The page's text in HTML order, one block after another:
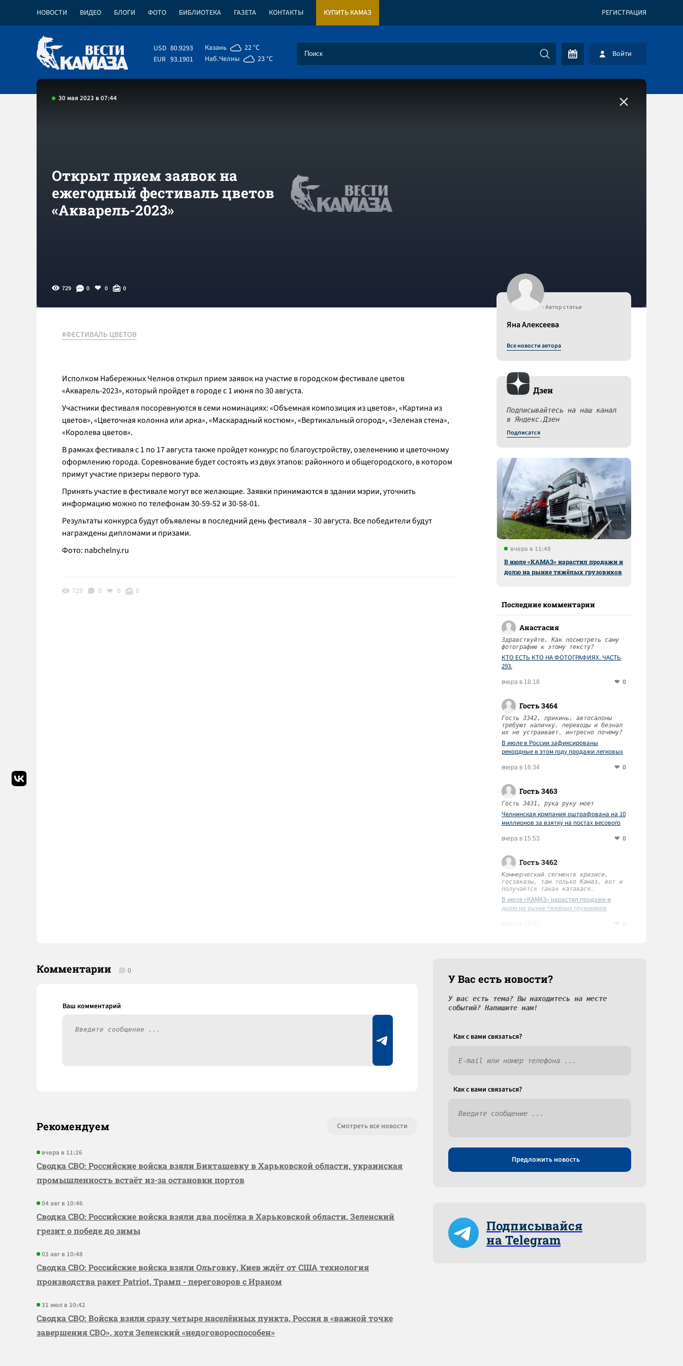
НОВОСТИ ВИДЕО БЛОГИ ФОТО БИБЛИОТЕКА ГАЗЕТА КОНТАКТЫ КУПИТЬ КАМАЗ РЕГИСТРАЦИЯ
USD 80.9293
EUR 93.1901
Казань
22 °C
Наб.Челны
23 °C Войти
30 мая 2023 в 07:44
Открыт прием заявок на
ежегодный фестиваль цветов
«Акварель-2023»
729 0 0 0
#ФЕСТИВАЛЬ ЦВЕТОВ
Исполком Набережных Челнов открыл прием заявок на участие в городском фестивале цветов
«Акварель-2023», который пройдет в городе с 1 июня по 30 августа.
Участники фестиваля посоревнуются в семи номинациях: «Объемная композиция из цветов», «Картина из
цветов», «Цветочная колонна или арка», «Маскарадный костюм», «Вертикальный огород», «Зеленая стена»,
«Королева цветов».
В рамках фестиваля с 1 по 17 августа также пройдет конкурс по благоустройству, озеленению и цветочному
оформлению города. Соревнование будет состоять из двух этапов: районного и общегородского, в котором
примут участие призеры первого тура.
Принять участие в фестивале могут все желающие. Заявки принимаются в здании мэрии, уточнить
информацию можно по телефонам 30-59-52 и 30-58-01.
Результаты конкурса будут объявлены в последний день фестиваля – 30 августа. Все победители будут
награждены дипломами и призами.
Фото: nabchelny.ru
729 0 0 0
- Автор статьи
Яна Алексеева
Все новости автора
Дзен
Подписывайтесь на наш канал
в Яндекс.Дзен
Подписатся
вчера в 11:48
В июле «КАМАЗ» нарастил продажи и
долю на рынке тяжёлых грузовиков
Последние комментарии
Анастасия
Здравствуйте. Как посмотреть саму
фотографию к этому тексту?
КТО ЕСТЬ КТО НА ФОТОГРАФИЯХ. ЧАСТЬ
293.
вчера в 18:18 0
Гость 3464
Гость 3342, прикинь, автосалоны
требуют наличку. переводы и безнал
их не устраивает. интресно почему?
В июле в России зафиксированы
рекордные в этом году продажи легковых
вчера в 16:34 0
Гость 3463
Гость 3431, рука руку моет
Челнинская компания оштрафована на 10
миллионов за взятку на постах весового
вчера в 15:53 0
Гость 3462
Коммерческий сегментв кризисе,
госзаказы, там только Камаз, вот и
получается такая катавася.
В июле «КАМАЗ» нарастил продажи и
долю на рынке тяжёлых грузовиков
Комментарии 0
Рекомендуем Смотреть все новости
вчера в 11:26
Сводка СВО: Российские войска взяли Бикташевку в Харьковской области, украинская
промышленность встаёт из-за остановки портов
04 авг в 10:46
Сводка СВО: Российские войска взяли два посёлка в Харьковской области, Зеленский
грезит о победе до зимы
03 авг в 10:48
Сводка СВО: Российские войска взяли Ольговку, Киев ждёт от США технология
производства ракет Patriot, Трамп - переговоров с Ираном
31 июл в 10:42
Сводка СВО: Войска взяли сразу четыре населённых пункта, Россия в «важной точке
завершения СВО», хотя Зеленский «недоговороспособен»
У Вас есть новости?
У вас есть тема? Вы находитесь на месте
событий? Напишите нам!
Как c вами связаться?
Как c вами связаться?
Предложить новость
Подписывайся
на Telegram